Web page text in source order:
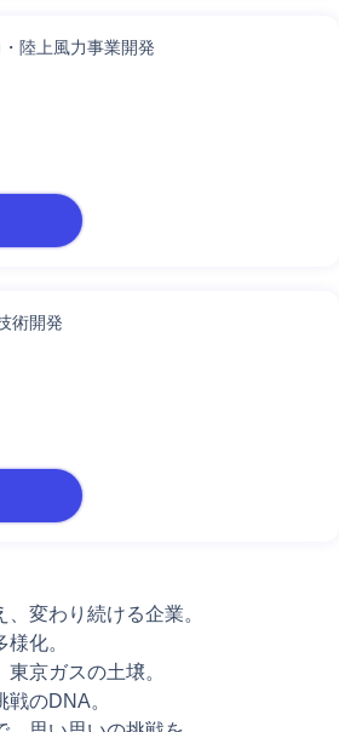
陸上風力事業開発
術開発
変わり続ける企業。
化。
京ガスの土壌。
のDNA。